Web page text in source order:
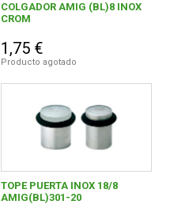
COLGADOR AMIG (BL)8 INOX
CROM
1,75 €
Producto agotado
TOPE PUERTA INOX 18/8
AMIG(BL)301-20